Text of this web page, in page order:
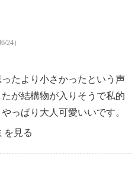
24）
たより小さかったという声
が結構物が入りそうで私的
っぱり大人可愛いいです。
を見る